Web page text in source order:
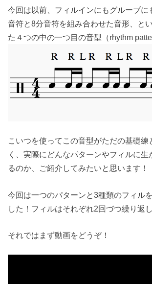
今回は以前、フィルインにもグルーブに
音符と8分音符を組み合わせた音形、と
た４つの中の一つ目の音型（rhythm
こいつを使ってこの音型がただの基礎練
く、実際にどんなパターンやフィルに生
るのか、ご紹介してみたいと思います！
今回は一つのパターンと3種類のフィル
した！フィルはそれぞれ2回づつ繰り返
それではまず動画をどうぞ！